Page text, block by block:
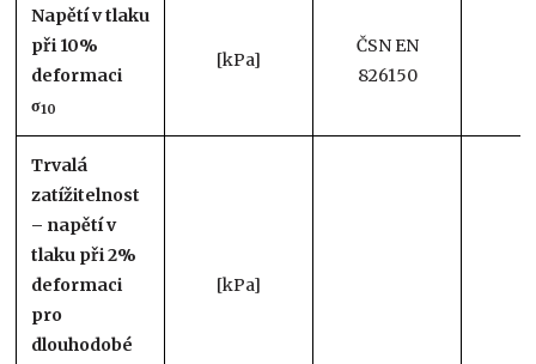
Napětí v tlaku
při 10%
deformaci
σ10
[kPa]
ČSN EN
826150
Trvalá
zatížitelnost
– napětí v
tlaku při 2%
deformaci
pro
dlouhodobé
[kPa]